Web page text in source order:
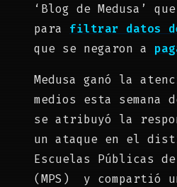
‘Blog de Medusa’
para filtrar datos
que se negaron a
Medusa ganó la
medios esta semana
se atribuyó la
un ataque en el
Escuelas Públicas
(MPS) y compartió